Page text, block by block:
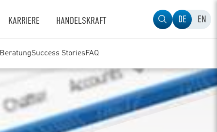
KARRIERE HANDELSKRAFT DE EN
Success StoriesFAQ